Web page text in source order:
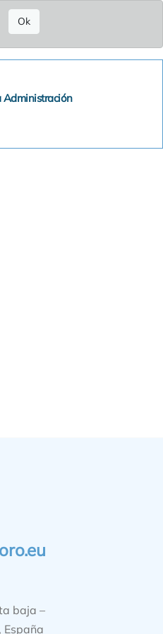
Ok
Administración
baja –
España